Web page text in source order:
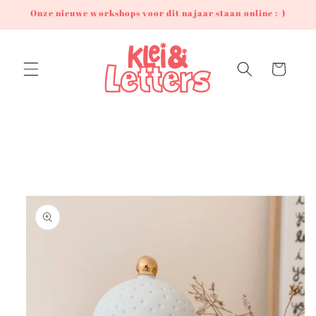
naar de
content
Onze nieuwe workshops voor dit najaar staan online :-)
Winkelwagen